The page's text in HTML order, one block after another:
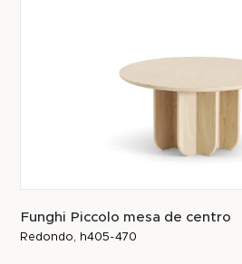
Funghi Piccolo mesa de centro
Redondo, h405-470